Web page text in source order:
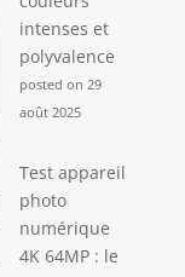
intenses et
polyvalence
posted on 29
août 2025
Test appareil
photo
numérique
4K 64MP : le